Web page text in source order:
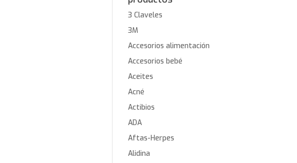
3 Claveles
3M
Accesorios alimentación
Accesorios bebé
Aceites
Acné
Actibios
ADA
Aftas-Herpes
Alidina